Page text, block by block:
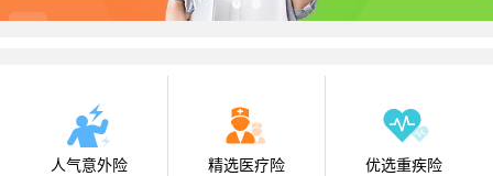
人气意外险 精选医疗险 优选重疾险